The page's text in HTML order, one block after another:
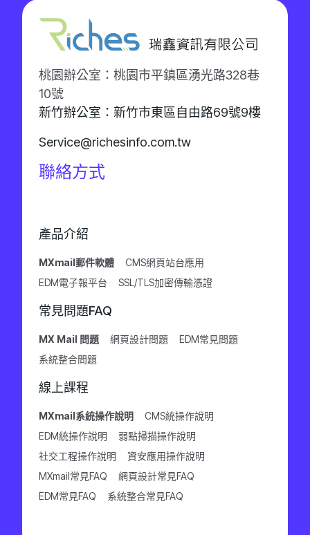
桃園辦公室：桃園市平鎮區湧光路328巷
10號
新竹辦公室：新竹市東區自由路69號9樓
Service@richesinfo.com.tw
聯絡方式
產品介紹
MXmail郵件軟體
CMS網頁站台應用
EDM電子報平台
SSL/TLS加密傳輸憑證
常見問題FAQ
MX Mail 問題 網頁設計問題
EDM常見問題
系統整合問題
線上課程
MXmail系統操作說明
CMS統操作說明
EDM統操作說明
弱點掃描操作說明
社交工程操作說明
資安應用操作說明
MXmail常見FAQ
網頁設計常見FAQ
EDM常見FAQ
系統整合常見FAQ